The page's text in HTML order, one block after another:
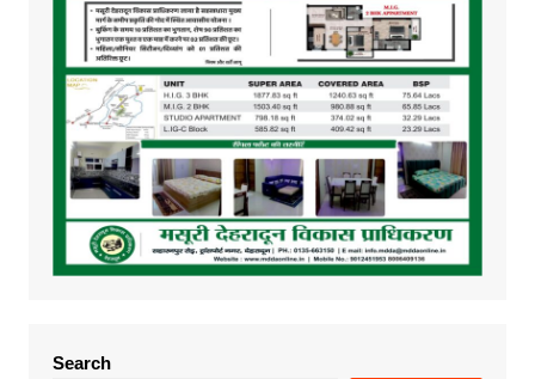
Search